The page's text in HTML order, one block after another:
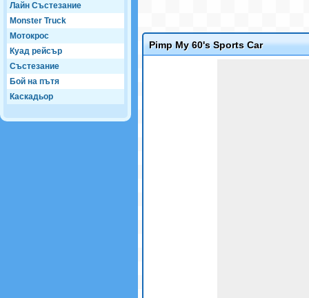
Лайн Състезание
Monster Truck
Мотокрос
Куад рейсър
Състезание
Бой на пътя
Каскадьор
Pimp My 60's Sports Car